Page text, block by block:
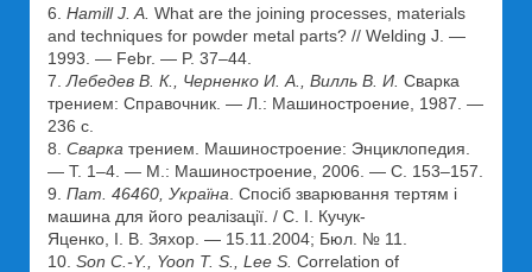
6. Hamill J. A. What are the joining processes, materials
and techniques for powder metal parts? // Welding J. —
1993. — Febr. — P. 37–44.
7. Лебедев В. К., Черненко И. А., Вилль В. И. Сварка
трением: Справочник. — Л.: Машиностроение, 1987. —
236 с.
8. Сварка трением. Машиностроение: Энциклопедия.
— Т. 1–4. — М.: Машиностроение, 2006. — С. 153–157.
9. Пат. 46460, Україна . Спосіб зварювання тертям і
машина для його реалізації. / С. І. Кучук-
Яценко, І. В. Зяхор. — 15.11.2004; Бюл. № 11.
10. Son C.-Y., Yoon T. S., Lee S. Correlation of